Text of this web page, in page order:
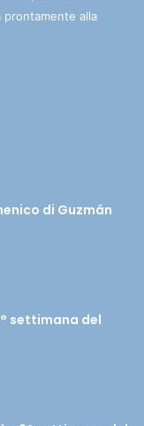
prontamente alla
di Guzmán
settimana del